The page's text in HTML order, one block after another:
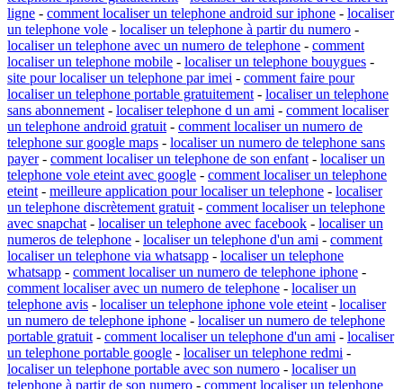
ligne - comment localiser un telephone android sur iphone - localiser
un telephone vole - localiser un telephone à partir du numero -
localiser un telephone avec un numero de telephone - comment
localiser un telephone mobile - localiser un telephone bouygues -
site pour localiser un telephone par imei - comment faire pour
localiser un telephone portable gratuitement - localiser un telephone
sans abonnement - localiser telephone d un ami - comment localiser
un telephone android gratuit - comment localiser un numero de
telephone sur google maps - localiser un numero de telephone sans
payer- comment localiser un telephone de son enfant - localiser un
telephone vole eteint avec google - comment localiser un telephone
eteint - meilleure application pour localiser un telephone - localiser
un telephone discrètement gratuit - comment localiser un telephone
avec snapchat - localiser un telephone avec facebook - localiser un
numeros de telephone - localiser un telephone d'un ami - comment
localiser un telephone via whatsapp - localiser un telephone
whatsapp - comment localiser un numero de telephone iphone -
comment localiser avec un numero de telephone - localiser un
telephone avis - localiser un telephone iphone vole eteint - localiser
un numero de telephone iphone - localiser un numero de telephone
portable gratuit - comment localiser un telephone d'un ami - localiser
un telephone portable google - localiser un telephone redmi -
localiser un telephone portable avec son numero - localiser un
telephone à partir de son numero - comment localiser un telephone